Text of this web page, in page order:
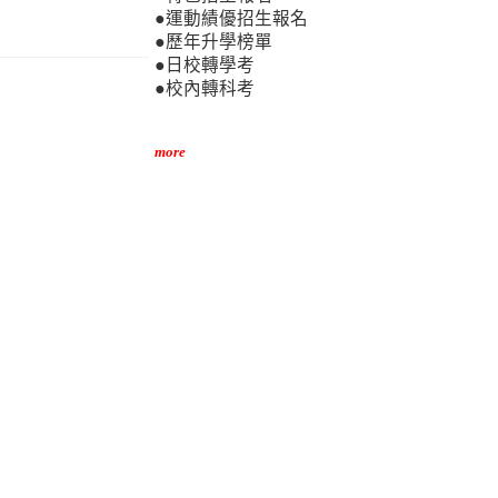
●運動績優招生報名
●歷年升學榜單
●日校轉學考
●校內轉科考
more